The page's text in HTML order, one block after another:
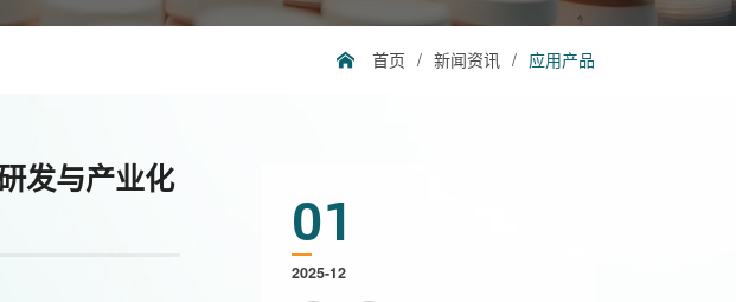
首页 / 新闻资讯 / 应用产品
发与产业化
01
2025-12